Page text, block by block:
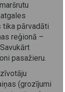
tika pārvadāti
reģionā –
pasažieru.
(grozījumi